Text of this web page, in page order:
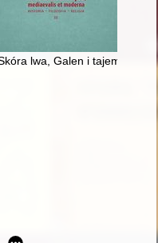
Wojciechów
lwa, Galen i tajemne